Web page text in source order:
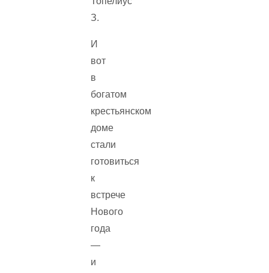
И
вот
в
богатом
крестьянском
доме
стали
готовиться
к
встрече
Нового
года
—
и